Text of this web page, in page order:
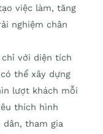
việc làm, tăng
nghiệm chân
chỉ với diện tích
thể xây dựng
lượt khách mỗi
thích hình
tham gia